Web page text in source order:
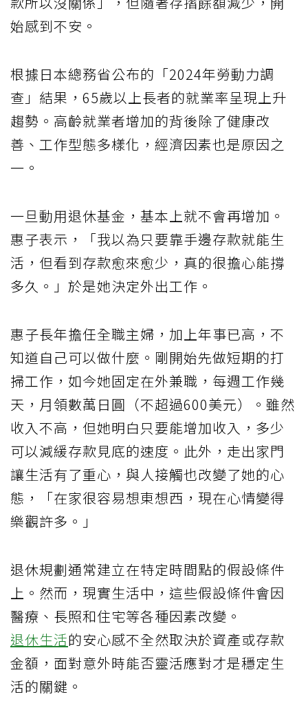
始感到不安。
根據日本總務省公布的「2024年勞動力調
查」結果，65歲以上長者的就業率呈現上升
趨勢。高齡就業者增加的背後除了健康改
善、工作型態多樣化，經濟因素也是原因之
一。
一旦動用退休基金，基本上就不會再增加。
惠子表示，「我以為只要靠手邊存款就能生
活，但看到存款愈來愈少，真的很擔心能撐
多久。」於是她決定外出工作。
惠子長年擔任全職主婦，加上年事已高，不
知道自己可以做什麼。剛開始先做短期的打
掃工作，如今她固定在外兼職，每週工作幾
天，月領數萬日圓（不超過600美元）。雖然
收入不高，但她明白只要能增加收入，多少
可以減緩存款見底的速度。此外，走出家門
讓生活有了重心，與人接觸也改變了她的心
態，「在家很容易想東想西，現在心情變得
樂觀許多。」
退休規劃通常建立在特定時間點的假設條件
上。然而，現實生活中，這些假設條件會因
醫療、長照和住宅等各種因素改變。
退休生活的安心感不全然取決於資產或存款
金額，面對意外時能否靈活應對才是穩定生
活的關鍵。